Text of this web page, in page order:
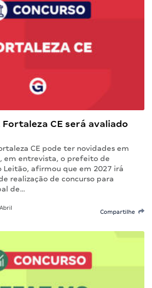
Fortaleza CE será avaliado
CE pode ter novidades em
em entrevista, o prefeito de
Leitão, afirmou que em 2027 irá
realização de concurso para
de…
Compartilhe